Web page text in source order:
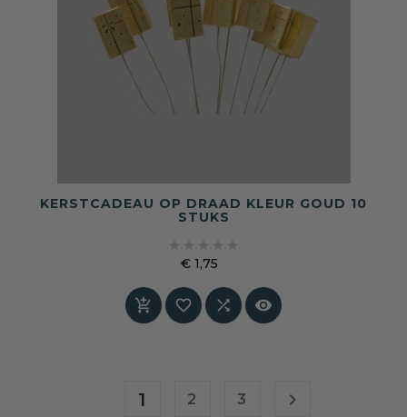
KERSTCADEAU OP DRAAD KLEUR GOUD 10
STUKS
€ 1,75
   
1 2 3 